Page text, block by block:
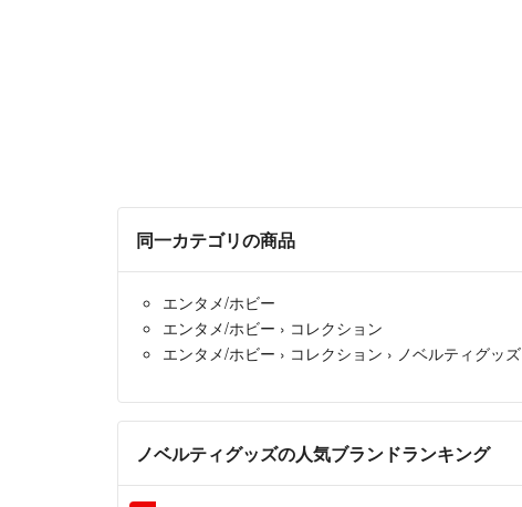
同一カテゴリの商品
エンタメ/ホビー
エンタメ/ホビー › コレクション
エンタメ/ホビー › コレクション › ノベルティグッズ
ノベルティグッズの人気ブランドランキング